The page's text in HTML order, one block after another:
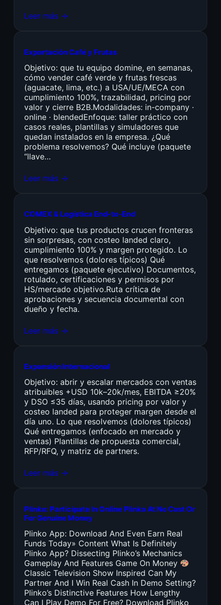
Leer más →
Exportación Café y Frutas
Objetivo: que tu equipo domine, en semanas,
cómo vender café verde y frutas frescas
(aguacate, lima, etc.) a USA/UE/MECA con
cumplimiento 100%, trazabilidad, pricing por
valor y cierre B2B.Modalidades: in-company ·
online · blendedEnfoque: taller práctico con
casos reales, plantillas y simuladores que
quedan instalados en la empresa. ¿Qué
problema resolvemos? Qué incluye (paquete
“llave…
Leer más →
COMEX & Logística End-to-End
Objetivo: que tus productos crucen fronteras
sin sorpresas, con costeo landed claro,
cumplimiento 100% y margen protegido. Lo
que resolvemos (dolores típicos) Qué
entregamos (paquete ejecutivo) Documentos,
rotulado, certificaciones y permisos por
HS/mercado objetivo.Ruta crítica de
aprobaciones y secuencia documental con
dueño y fecha.
Leer más →
Expansión Internacional
Objetivo: abrir y escalar mercados con ventas
atribuibles +USD 10k–20k/mes, EBITDA ≥20%
y DSO ≤35 días, usando pricing por valor y
costeo landed para proteger margen desde el
día uno. Lo que resolvemos (dolores típicos)
Qué entregamos (enfocado en mercado y
ventas) Plantillas de propuesta comercial,
RFP/RFQ, y matriz de partners.
Leer más →
Plinko: Participate In Online Plinko At No Cost Or
For Genuine Money
Plinko App: Download And Even Earn Real
Funds Today» Content What Is Definitely
Plinko App? Dissecting Plinko’s Mechanics
Gameplay And Features Game On Money
Classic Television Show Inspired Can My
Partner And I Win Real Cash In Demo Setting?
Plinko’s Distinctive Features How Lengthy
Can I Play Demo For Free? Download Plinko